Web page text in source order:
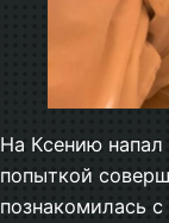
На Ксению
попыткой
познакомилась